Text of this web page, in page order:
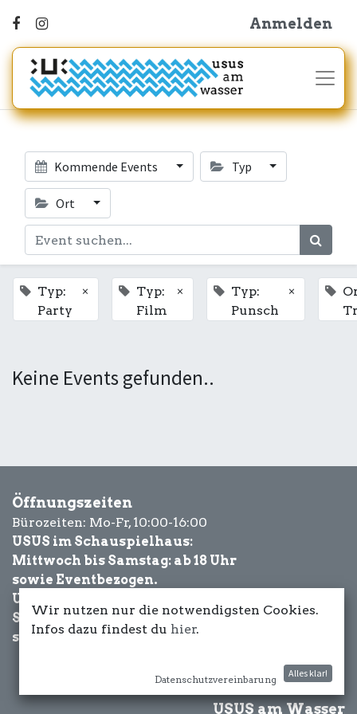
Anmelden
Kommende Events Typ
Ort
Typ:
Party
×
Typ:
Film
×
Typ:
Punsch
×
Keine Events gefunden..
Öffnungszeiten
Bürozeiten: Mo-Fr, 10:00-16:00
USUS im Schauspielhaus:
Mittwoch bis Samstag: ab 18 Uhr
sowie Eventbezogen.
USUS am Wasser:
Schönwetter-
sowie Eventbezogen.
USUS am Wasser
Wir nutzen nur die notwendigsten Cookies.
Infos dazu findest du hier.
Datenschutzvereinbarung
Alles klar!